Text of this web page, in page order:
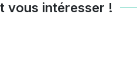
vous intéresser !